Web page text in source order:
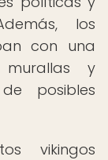
los
con una
murallas y
posibles
vikingos